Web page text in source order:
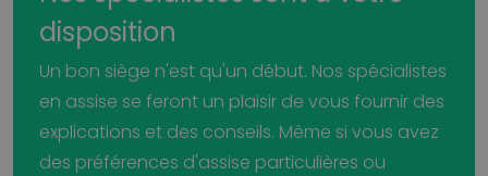
disposition
Un bon siège n'est qu'un début. Nos spécialistes
en assise se feront un plaisir de vous fournir des
explications et des conseils. Même si vous avez
des préférences d'assise particulières ou